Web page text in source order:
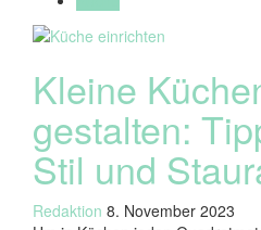
Kleine
gestalten:
Stil und
Redaktion 8. November 2023